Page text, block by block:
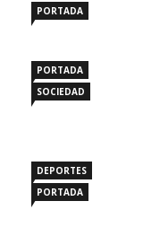
PORTADA
PORTADA
SOCIEDAD
DEPORTES
PORTADA